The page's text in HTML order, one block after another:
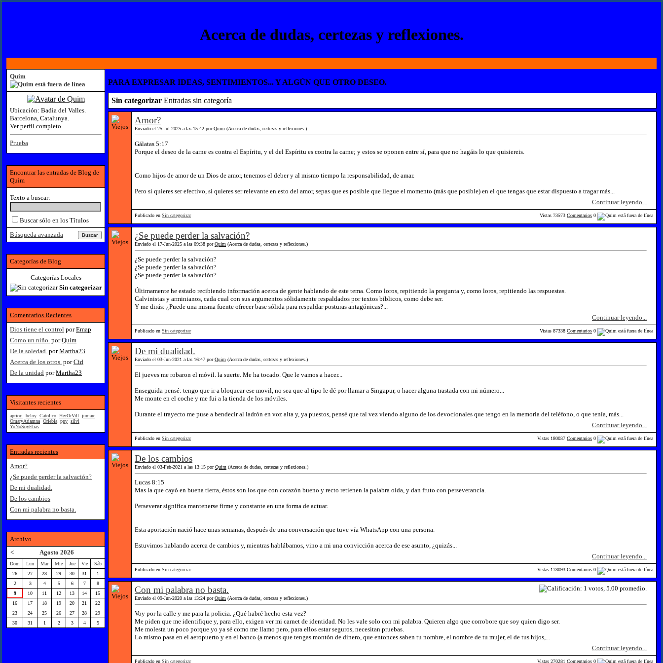
Acerca de dudas, certezas y reflexiones.
PARA EXPRESAR IDEAS, SENTIMIENTOS... Y ALGÚN QUE OTRO DESEO.
Sin categorizar Entradas sin categoría
Amor?
Enviado el 25-Jul-2025 a las 15:42 porQuim (Acerca de dudas, certezas y reflexiones.)
Gálatas 5:17
Porque el deseo de la carne es contra el Espíritu, y el del Espíritu es contra la carne; y estos se oponen entre sí, para que no hagáis lo que quisiereis.
Como hijos de amor de un Dios de amor, tenemos el deber y al mismo tiempo la responsabilidad, de amar.
Pero si quieres ser efectivo, si quieres ser relevante en esto del amor, sepas que es posible que llegue el momento (más que posible) en el que tengas que estar dispuesto a tragar más...
Continuar leyendo...
Publicado en Sin categorizar Vistas 73573 Comentarios 0
¿Se puede perder la salvación?
Enviado el 17-Jun-2025 a las 09:38 porQuim (Acerca de dudas, certezas y reflexiones.)
¿Se puede perder la salvación?
¿Se puede perder la salvación?
¿Se puede perder la salvación?
Últimamente he estado recibiendo información acerca de gente hablando de este tema. Como loros, repitiendo la pregunta y, como loros, repitiendo las respuestas.
Calvinistas y arminianos, cada cual con sus argumentos sólidamente respaldados por textos bíblicos, como debe ser.
Y me dirás: ¿Puede una misma fuente ofrecer base sólida para respaldar posturas antagónicas?...
Continuar leyendo...
Publicado en Sin categorizar Vistas 87338 Comentarios 0
De mi dualidad.
Enviado el 03-Jun-2021 a las 16:47 porQuim (Acerca de dudas, certezas y reflexiones.)
El jueves me robaron el móvil. la suerte. Me ha tocado. Que le vamos a hacer...
Enseguida pensé: tengo que ir a bloquear ese movil, no sea que al tipo le dé por llamar a Singapur, o hacer alguna trastada con mi número...
Me monte en el coche y me fui a la tienda de los móviles.
Durante el trayecto me puse a bendecir al ladrón en voz alta y, ya puestos, pensé que tal vez viendo alguno de los devocionales que tengo en la memoria del teléfono, o que tenía, más...
Continuar leyendo...
Publicado en Sin categorizar Vistas 180037 Comentarios 0
De los cambios
Enviado el 03-Feb-2021 a las 13:15 porQuim (Acerca de dudas, certezas y reflexiones.)
Lucas 8:15
Mas la que cayó en buena tierra, éstos son los que con corazón bueno y recto retienen la palabra oída, y dan fruto con perseverancia.
Perseverar significa mantenerse firme y constante en una forma de actuar.
Esta aportación nació hace unas semanas, después de una conversación que tuve vía WhatsApp con una persona.
Estuvimos hablando acerca de cambios y, mientras hablábamos, vino a mi una convicción acerca de ese asunto, ¿quizás...
Continuar leyendo...
Publicado en Sin categorizar Vistas 178093 Comentarios 0
Con mi palabra no basta.
Enviado el 09-Jun-2020 a las 13:24 porQuim (Acerca de dudas, certezas y reflexiones.)
Voy por la calle y me para la policia. ¿Qué habré hecho esta vez?
Me piden que me identifique y, para ello, exigen ver mi carnet de identidad. No les vale solo con mi palabra. Quieren algo que corrobore que soy quien digo ser.
Me molesta un poco porque yo ya sé como me llamo pero, para ellos estar seguros, necesitan pruebas.
Lo mismo pasa en el aeropuerto y en el banco (a menos que tengas montón de dinero, que entonces saben tu nombre, el nombre de tu mujer, el de tus hijos,...
Continuar leyendo...
Publicado en Sin categorizar Vistas 270281 Comentarios 0
Quim
Ubicación: Badia del Valles.
Barcelona, Catalunya.
Ver perfil completo
Prueba
Encontrar las entradas de Blog de
Quim
Texto a buscar:
Buscar sólo en los Títulos
Búsqueda avanzada
Categorías de Blog
Categorías Locales
Sin categorizar
Comentarios Recientes
Dios tiene el control porEmap
Como un niño. porQuim
De la soledad. porMartha23
Acerca de los otros. porCid
De la unidad porMartha23
Visitantes recientes
apriori beloy Catolico HecOrVill
jumarc
OmaryAriamna Oriebla ppy silvi
YoNoSoyElias
Entradas recientes
Amor?
¿Se puede perder la salvación?
De mi dualidad.
De los cambios
Con mi palabra no basta.
Archivo
<
Agosto 2026
Dom Lun Mar Mie Jue Vie
Sáb
26
27 28 29 30 31
1
2
3 4 5 6 7
8
9
10 11 12 13 14
15
16
17 18 19 20 21
22
23
24 25 26 27 28
29
30
31 1 2 3 4 5